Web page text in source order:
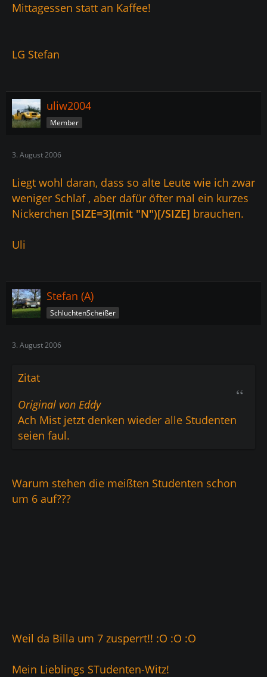
Mittagessen statt an Kaffee!
LG Stefan
uliw2004
Member
3. August 2006
Liegt wohl daran, dass so alte Leute wie ich zwar
weniger Schlaf , aber dafür öfter mal ein kurzes
Nickerchen [SIZE=3](mit "N")[/SIZE] brauchen.
Uli
Stefan (A)
SchluchtenScheißer
3. August 2006
Zitat
Original von Eddy
Ach Mist jetzt denken wieder alle Studenten
seien faul.
Warum stehen die meißten Studenten schon
um 6 auf???
Weil da Billa um 7 zusperrt!! :O :O :O
Mein Lieblings STudenten-Witz!